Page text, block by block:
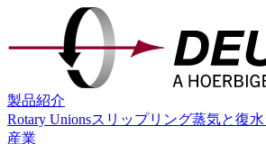
製品紹介
Rotary Unionsスリップリング蒸気と復
産業